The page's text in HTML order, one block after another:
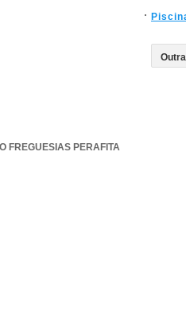
FREGUESIAS PERAFITA